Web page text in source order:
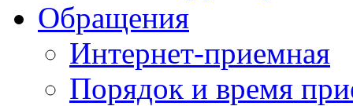
Обращения
Интернет-приемная
Порядок и время